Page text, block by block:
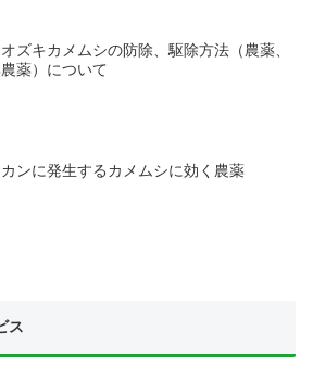
ズキカメムシの防除、駆除方法（農薬、
薬）について
カンに発生するカメムシに効く農薬
ス